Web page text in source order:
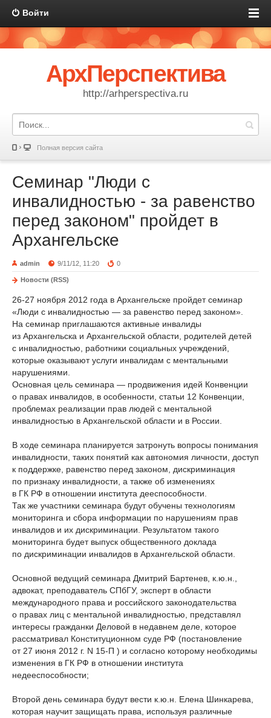
Войти
АрхПерспектива
http://arhperspectiva.ru
Полная версия сайта
Семинар "Люди с
инвалидностью - за равенство
перед законом" пройдет в
Архангельске
admin 9/11/12, 11:20 0
Новости (RSS)
26-27 ноября 2012 года в Архангельске пройдет семинар
«Люди с инвалидностью — за равенство перед законом».
На семинар приглашаются активные инвалиды
из Архангельска и Архангельской области, родителей детей
с инвалидностью, работники социальных учреждений,
которые оказывают услуги инвалидам с ментальными
нарушениями.
Основная цель семинара — продвижения идей Конвенции
о правах инвалидов, в особенности, статьи 12 Конвенции,
проблемах реализации прав людей с ментальной
инвалидностью в Архангельской области и в России.
В ходе семинара планируется затронуть вопросы понимания
инвалидности, таких понятий как автономия личности, доступ
к поддержке, равенство перед законом, дискриминация
по признаку инвалидности, а также об изменениях
в ГК РФ в отношении института дееспособности.
Так же участники семинара будут обучены технологиям
мониторинга и сбора информации по нарушениям прав
инвалидов и их дискриминации. Результатом такого
мониторинга будет выпуск общественного доклада
по дискриминации инвалидов в Архангельской области.
Основной ведущий семинара Дмитрий Бартенев, к.ю.н.,
адвокат, преподаватель СПбГУ, эксперт в области
международного права и российского законодательства
о правах лиц с ментальной инвалидностью, представлял
интересы гражданки Деловой в недавнем деле, которое
рассматривал Конституционном суде РФ (постановление
от 27 июня 2012 г. N 15-П ) и согласно которому необходимы
изменения в ГК РФ в отношении института
недееспособности;
Второй день семинара будут вести к.ю.н. Елена Шинкарева,
которая научит защищать права, используя различные